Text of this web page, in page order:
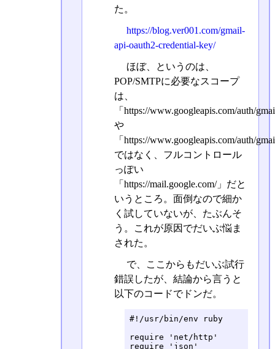
た。
https://blog.ver001.com/gmail-
api-oauth2-credential-key/
ほぼ、というのは、
POP/SMTPに必要なスコープ
は、
「https://www.googleapis.com/auth/
や
「https://www.googleapis.com/auth/
ではなく、フルコントロール
っぽい
「https://mail.google.com/」だと
いうところ。面倒なので細か
く試していないが、たぶんそ
う。これが原因でだいぶ悩ま
された。
で、ここからもだいぶ試行
錯誤したが、結論から言うと
以下のコードでドンだ。
#!/usr/bin/env ruby
require 'net/http'
require 'json'